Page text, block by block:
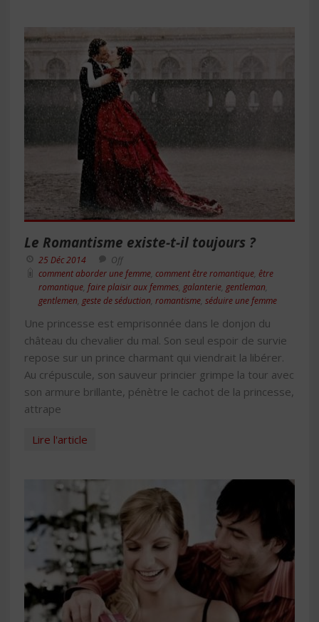
Le Romantisme existe-t-il toujours ?
25 Déc 2014
Off
comment aborder une femme comment être romantique être
romantique faire plaisir aux femmes galanterie gentleman
gentlemen geste de séduction romantisme séduire une femme
Une princesse est emprisonnée dans le donjon du
château du chevalier du mal. Son seul espoir de survie
repose sur un prince charmant qui viendrait la libérer.
Au crépuscule, son sauveur princier grimpe la tour avec
son armure brillante, pénètre le cachot de la princesse,
attrape
Lire l'article